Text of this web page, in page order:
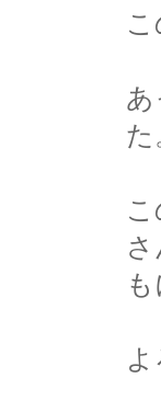
あ
た
さ